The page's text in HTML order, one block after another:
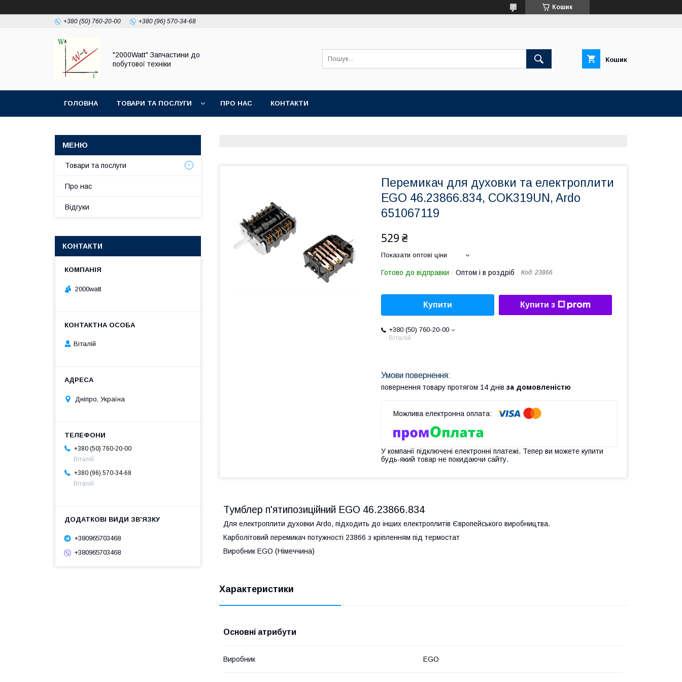
Кошик
+380 (50) 760-20-00 +380 (96) 570-34-68
"2000Watt" Запчастини до
побутової техніки
Кошик
ГОЛОВНА ТОВАРИ ТА ПОСЛУГИ ПРО НАС КОНТАКТИ
Перемикач для духовки та електроплити
EGO 46.23866.834, COK319UN, Ardo
651067119
529 ₴
Показати оптові ціни
Готово до відправки Оптом і в роздріб Код: 23866
Купити Купити з
+380 (50) 760-20-00
Віталій
повернення товару протягом 14 днів за домовленістю
У компанії підключені електронні платежі. Тепер ви можете купити
будь-який товар не покидаючи сайту.
Тумблер п'ятипозиційний EGO 46.23866.834
Для електроплити духовки Ardo, підходить до інших електроплитів Європейського виробництва.
Карболітовий перемикач потужності 23866 з кріпленням під термостат
Виробник EGO (Німеччина)
Характеристики
Основні атрибути
Виробник EGO
Товари та послуги
Про нас
Відгуки
КОНТАКТИ
2000watt
Віталій
Дніпро, Україна
+380 (50) 760-20-00
Віталій
+380 (96) 570-34-68
Віталій
+380965703468
+380965703468